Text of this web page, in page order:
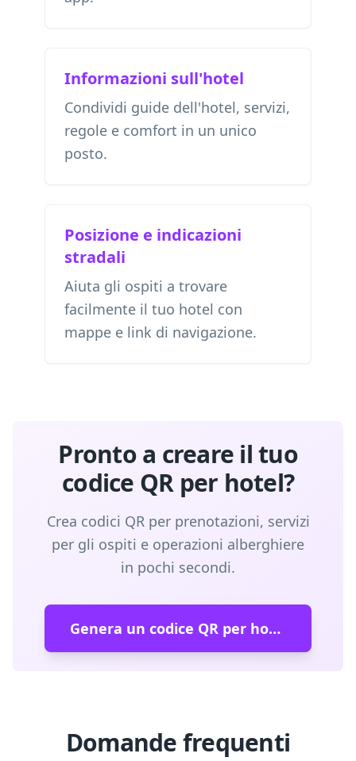
Informazioni sull'hotel
Condividi guide dell'hotel, servizi,
regole e comfort in un unico
posto.
Posizione e indicazioni
stradali
Aiuta gli ospiti a trovare
facilmente il tuo hotel con
mappe e link di navigazione.
Pronto a creare il tuo
codice QR per hotel?
Crea codici QR per prenotazioni, servizi
per gli ospiti e operazioni alberghiere
in pochi secondi.
Genera un codice QR per hotel
Domande frequenti